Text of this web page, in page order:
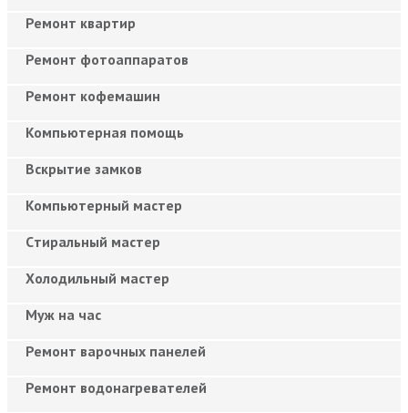
Ремонт квартир
Ремонт фотоаппаратов
Ремонт кофемашин
Компьютерная помощь
Вскрытие замков
Компьютерный мастер
Cтиральный мастер
Холодильный мастер
Муж на час
Ремонт варочных панелей
Ремонт водонагревателей